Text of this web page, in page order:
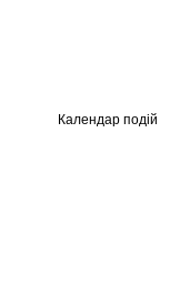
Календар подій